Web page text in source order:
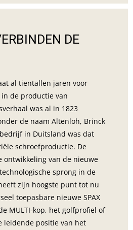
DE
al tientallen jaren voor
de productie van
was al in 1823
de naam Altenloh, Brinck
in Duitsland was dat
schroefproductie. De
ontwikkeling van de nieuwe
sprong in de
zijn hoogste punt tot nu
toepasbare nieuwe SPAX
MULTI-kop, het golfprofiel of
leidende positie van het